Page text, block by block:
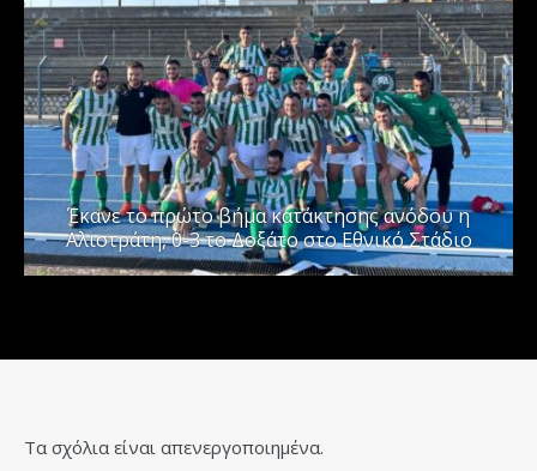
Έκανε το πρώτο βήμα κατάκτησης ανόδου η
Αλιστράτη, 0-3 το Δοξάτο στο Εθνικό Στάδιο
Τα σχόλια είναι απενεργοποιημένα.